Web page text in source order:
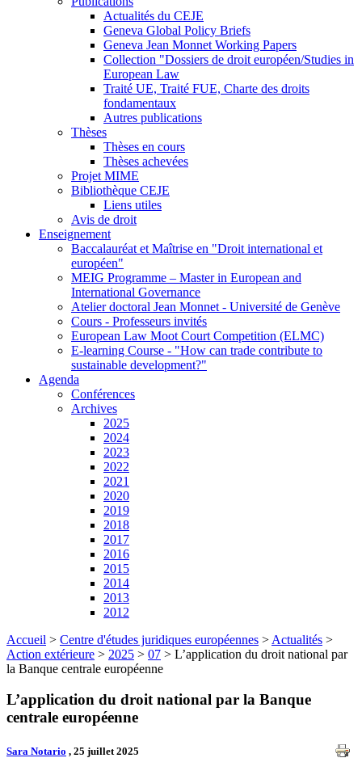
Actualités du CEJE
Geneva Global Policy Briefs
Geneva Jean Monnet Working Papers
Collection "Dossiers de droit européen/Studies in
European Law
Traité UE, Traité FUE, Charte des droits
fondamentaux
Autres publications
Thèses
Thèses en cours
Thèses achevées
Projet MIME
Bibliothèque CEJE
Liens utiles
Avis de droit
Enseignement
Baccalauréat et Maîtrise en "Droit international et
européen"
MEIG Programme – Master in European and
International Governance
Atelier doctoral Jean Monnet - Université de Genève
Cours - Professeurs invités
European Law Moot Court Competition (ELMC)
E-learning Course - "How can trade contribute to
sustainable development?"
Agenda
Conférences
Archives
2025
2024
2023
2022
2021
2020
2019
2018
2017
2016
2015
2014
2013
2012
Accueil > Centre d'études juridiques européennes > Actualités >
Action extérieure > 2025 > 07 > L’application du droit national par
la Banque centrale européenne
L’application du droit national par la Banque
centrale européenne
Sara Notario , 25 juillet 2025